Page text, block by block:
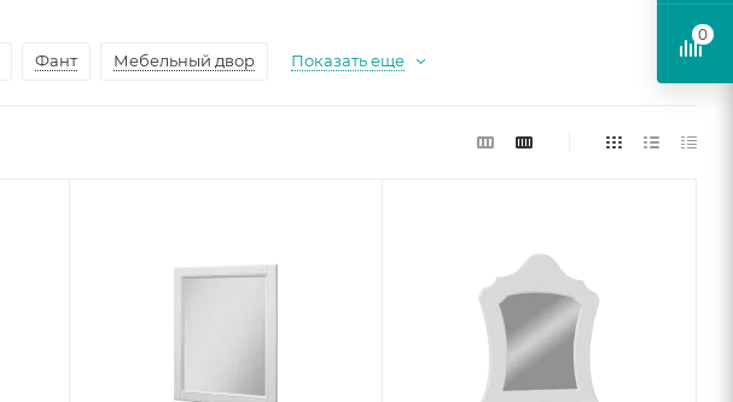
Фант Мебельный двор Показать еще
0